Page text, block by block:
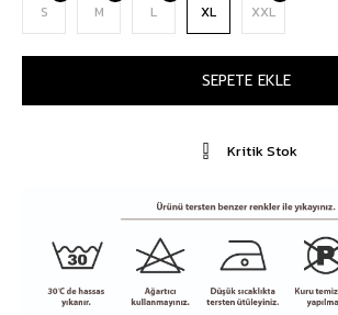
S M L XL XXL
Kritik Stok